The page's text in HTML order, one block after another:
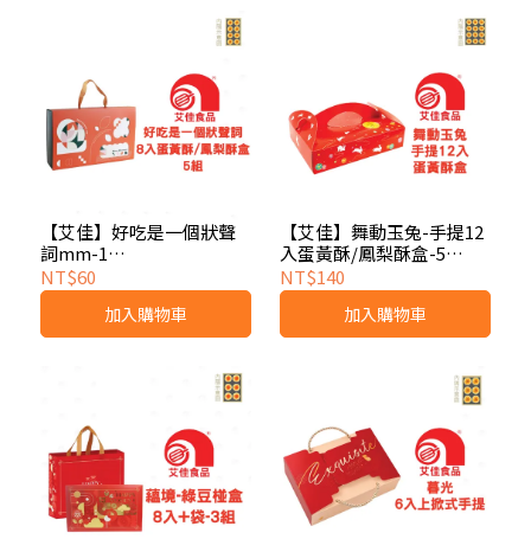
【艾佳】好吃是一個狀聲
詞mm-1
組/0000211499686
NT$60
加入購物車
【艾佳】舞動玉兔-手提12
入蛋黃酥/鳳梨酥盒-5
組/0000211061470
NT$140
加入購物車